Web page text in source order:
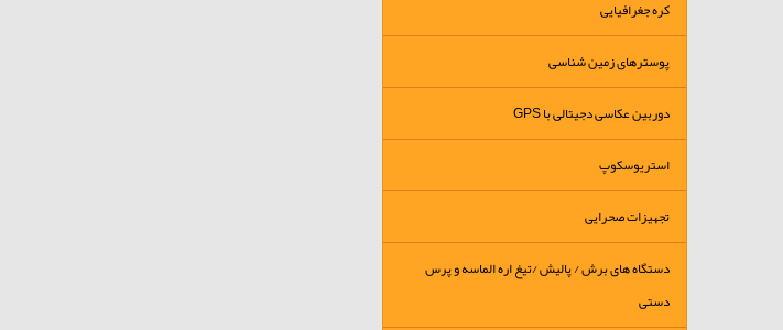
کره جغرافیایی
پوسترهای زمین شناسی
دوربین عکاسی دجیتالی با GPS
استریوسکوپ
تجهیزات صحرایی
دستگاه های برش / پالیش /تیغ اره الماسه و پرس
دستی